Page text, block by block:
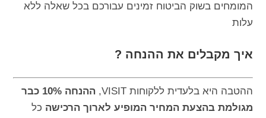
המומחים בשוק הביטוח זמינים עבורכם בכל שאלה ללא
עלות
איך מקבלים את ההנחה ?
ההטבה היא בלעדית ללקוחות VISIT,
ההנחה 10% כבר
מגולמת בהצעת המחיר המופיע לארוך הרכישה כל